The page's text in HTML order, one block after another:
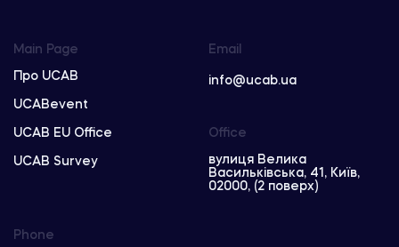
Main Page
Про UCAB
UCABevent
UCAB EU Office
UCAB Survey
Email
info@ucab.ua
Phone
Office
вулиця Велика
Васильківська, 41, Київ,
02000, (2 поверх)